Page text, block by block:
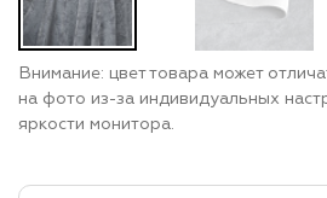
Внимание: цвет товара может
на фото из-за индивидуальных
яркости монитора.